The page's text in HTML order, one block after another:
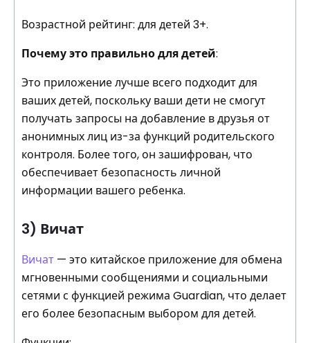
Возрастной рейтинг: для детей 3+.
Почему это правильно для детей:
Это приложение лучше всего подходит для
ваших детей, поскольку ваши дети не смогут
получать запросы на добавление в друзья от
анонимных лиц из-за функций родительского
контроля. Более того, он зашифрован, что
обеспечивает безопасность личной
информации вашего ребенка.
3) Вичат
Вичат — это китайское приложение для обмена
мгновенными сообщениями и социальными
сетями с функцией режима Guardian, что делает
его более безопасным выбором для детей.